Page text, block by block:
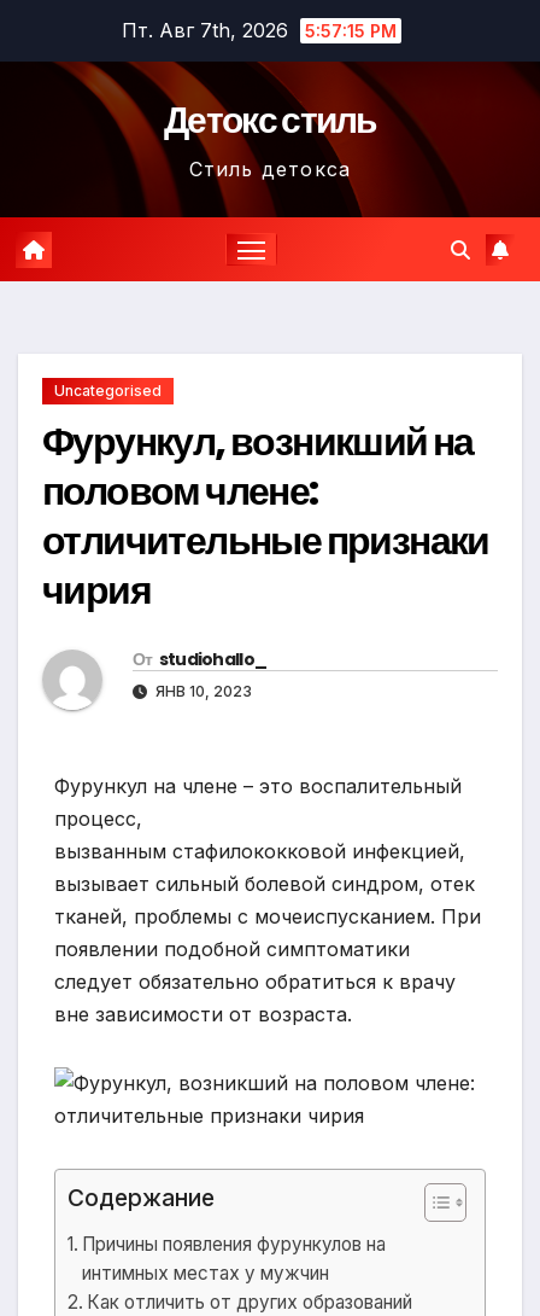
содержимому
Пт. Авг 7th, 2026 5:57:16 PM
Детокс стиль
Стиль детокса
Uncategorised
Фурункул, возникший на
половом члене:
отличительные признаки
чирия
От studiohallo_
ЯНВ 10, 2023
Фурункул на члене – это воспалительный
процесс,
вызванным стафилококковой инфекцией,
вызывает сильный болевой синдром, отек
тканей, проблемы с мочеиспусканием. При
появлении подобной симптоматики
следует обязательно обратиться к врачу
вне зависимости от возраста.
Содержание
Причины появления фурункулов на
интимных местах у мужчин
Как отличить от других образований